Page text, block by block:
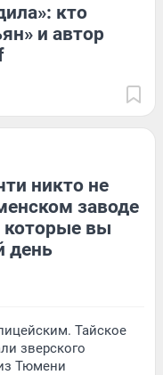
кто
и автор
никто не
заводе
которые вы
день
Тайское
зверского
Тюмени